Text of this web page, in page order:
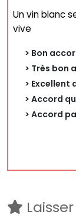
Un vin blanc
vive
> Bon
> Très bon
> Excellent
> Accord
> Accord